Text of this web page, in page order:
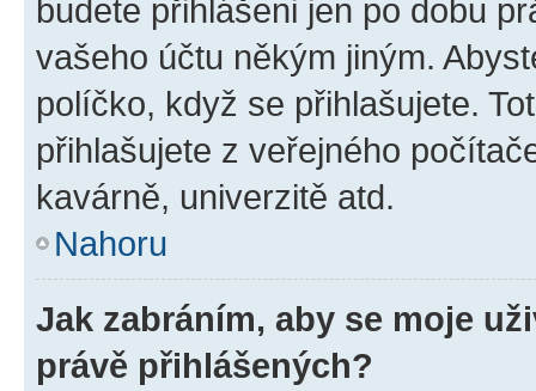
budete přihlášeni jen po dobu
vašeho účtu někým jiným.
políčko, když se přihlašujete.
přihlašujete z veřejného
kavárně, univerzitě atd.
Nahoru
Jak zabráním, aby se moje
právě přihlášených?